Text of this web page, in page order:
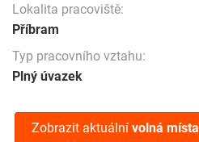
Lokalita pracoviště:
Příbram
Typ pracovního vztahu:
Plný úvazek
Zobrazit aktuální volná místa